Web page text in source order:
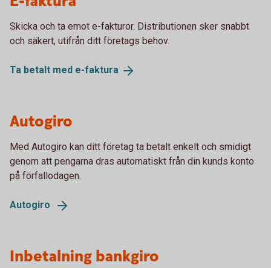
Skicka och ta emot e-fakturor. Distributionen sker snabbt
och säkert, utifrån ditt företags behov.
Ta betalt med e-faktura
Autogiro
Med Autogiro kan ditt företag ta betalt enkelt och smidigt
genom att pengarna dras automatiskt från din kunds konto
på förfallodagen.
Autogiro
Inbetalning bankgiro